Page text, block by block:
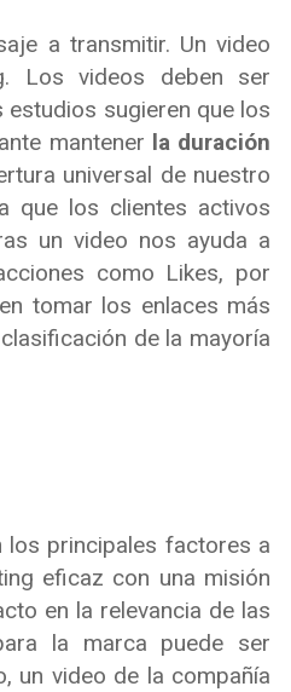
a transmitir. Un video
Los videos deben ser
sugieren que los
mantener la duración
universal de nuestro
que los clientes activos
un video nos ayuda a
como Likes, por
tomar los enlaces más
de la mayoría
principales factores a
eficaz con una misión
en la relevancia de las
la marca puede ser
un video de la compañía